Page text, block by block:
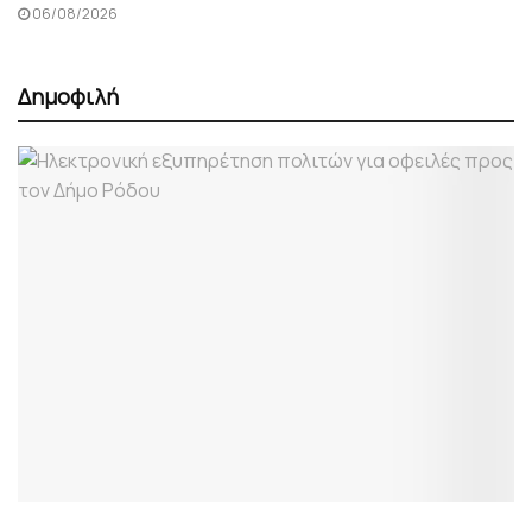
06/08/2026
Δημοφιλή